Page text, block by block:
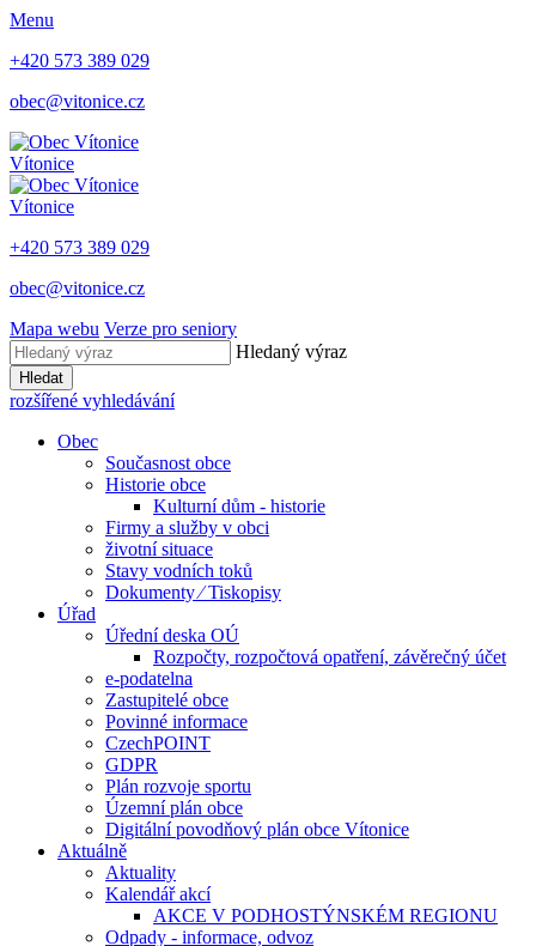
Menu
+420 573 389 029
obec@vitonice.cz
Vítonice
Vítonice
+420 573 389 029
obec@vitonice.cz
Mapa webu Verze pro seniory
Hledaný výraz
Hledat
rozšířené vyhledávání
Obec
Současnost obce
Historie obce
Kulturní dům - historie
Firmy a služby v obci
životní situace
Stavy vodních toků
Dokumenty ⁄ Tiskopisy
Úřad
Úřední deska OÚ
Rozpočty, rozpočtová opatření, závěrečný účet
e-podatelna
Zastupitelé obce
Povinné informace
CzechPOINT
GDPR
Plán rozvoje sportu
Územní plán obce
Digitální povodňový plán obce Vítonice
Aktuálně
Aktuality
Kalendář akcí
AKCE V PODHOSTÝNSKÉM REGIONU
Odpady - informace, odvoz